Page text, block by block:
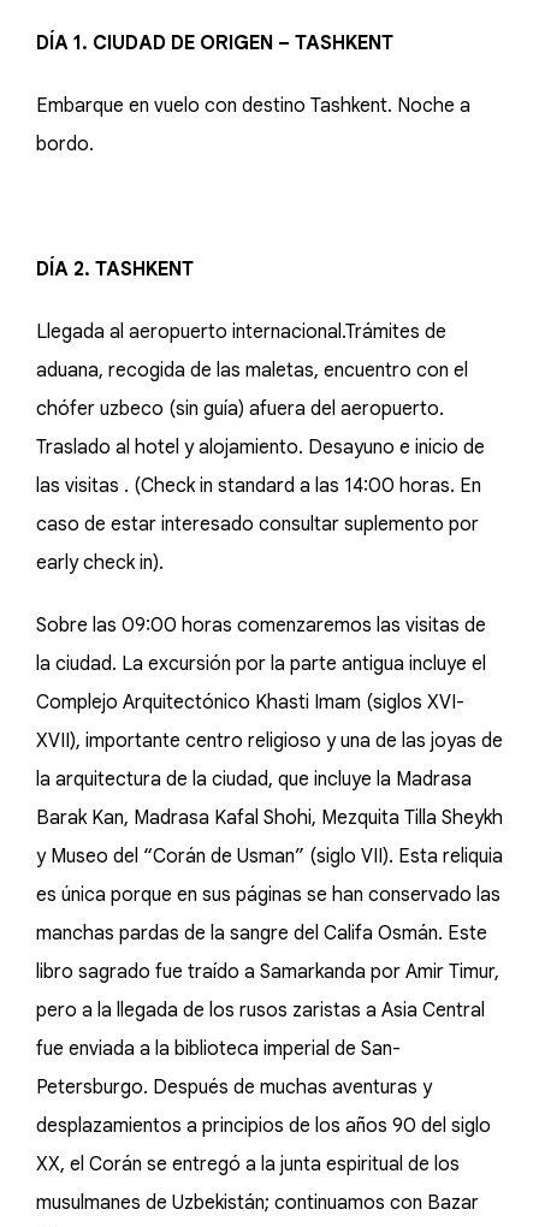
DÍA 1. CIUDAD DE ORIGEN – TASHKENT
Embarque en vuelo con destino Tashkent. Noche a
bordo.
DÍA 2. TASHKENT
Llegada al aeropuerto internacional.Trámites de
aduana, recogida de las maletas, encuentro con el
chófer uzbeco (sin guía) afuera del aeropuerto.
Traslado al hotel y alojamiento. Desayuno e inicio de
las visitas . (Check in standard a las 14:00 horas. En
caso de estar interesado consultar suplemento por
early check in).
Sobre las 09:00 horas comenzaremos las visitas de
la ciudad. La excursión por la parte antigua incluye el
Complejo Arquitectónico Khasti Imam (siglos XVI-
XVII), importante centro religioso y una de las joyas de
la arquitectura de la ciudad, que incluye la Madrasa
Barak Kan, Madrasa Kafal Shohi, Mezquita Tilla Sheykh
y Museo del “Corán de Usman” (siglo VII). Esta reliquia
es única porque en sus páginas se han conservado las
manchas pardas de la sangre del Califa Osmán. Este
libro sagrado fue traído a Samarkanda por Amir Timur,
pero a la llegada de los rusos zaristas a Asia Central
fue enviada a la biblioteca imperial de San-
Petersburgo. Después de muchas aventuras y
desplazamientos a principios de los años 90 del siglo
XX, el Corán se entregó a la junta espiritual de los
musulmanes de Uzbekistán; continuamos con Bazar